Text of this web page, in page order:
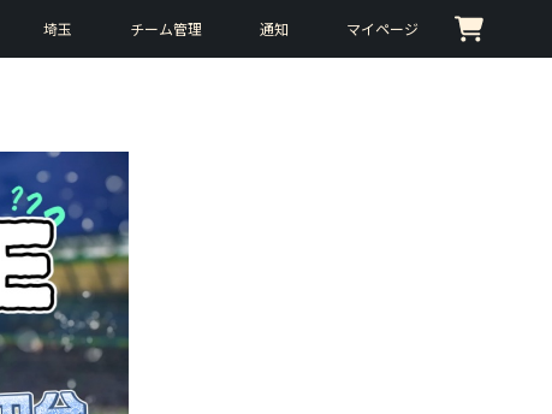
埼玉 チーム管理 通知 マイページ